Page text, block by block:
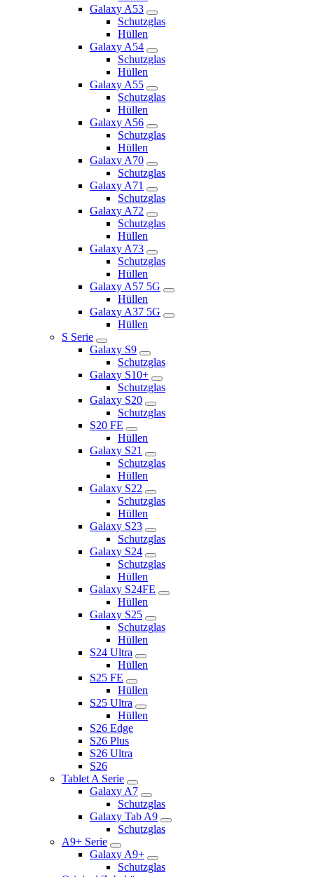
Galaxy A53
Schutzglas
Hüllen
Galaxy A54
Schutzglas
Hüllen
Galaxy A55
Schutzglas
Hüllen
Galaxy A56
Schutzglas
Hüllen
Galaxy A70
Schutzglas
Galaxy A71
Schutzglas
Galaxy A72
Schutzglas
Hüllen
Galaxy A73
Schutzglas
Hüllen
Galaxy A57 5G
Hüllen
Galaxy A37 5G
Hüllen
S Serie
Galaxy S9
Schutzglas
Galaxy S10+
Schutzglas
Galaxy S20
Schutzglas
S20 FE
Hüllen
Galaxy S21
Schutzglas
Hüllen
Galaxy S22
Schutzglas
Hüllen
Galaxy S23
Schutzglas
Galaxy S24
Schutzglas
Hüllen
Galaxy S24FE
Hüllen
Galaxy S25
Schutzglas
Hüllen
S24 Ultra
Hüllen
S25 FE
Hüllen
S25 Ultra
Hüllen
S26 Edge
S26 Plus
S26 Ultra
S26
Tablet A Serie
Galaxy A7
Schutzglas
Galaxy Tab A9
Schutzglas
A9+ Serie
Galaxy A9+
Schutzglas